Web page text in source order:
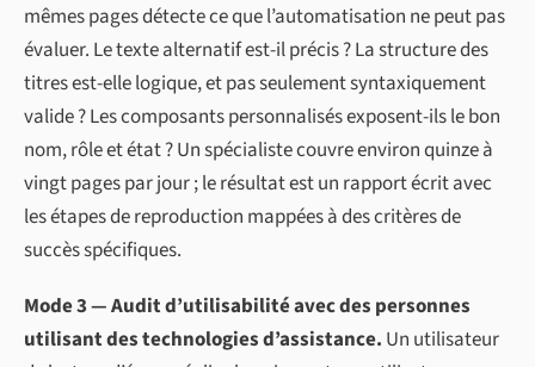
mêmes pages détecte ce que l’automatisation ne peut pas
évaluer. Le texte alternatif est-il précis ? La structure des
titres est-elle logique, et pas seulement syntaxiquement
valide ? Les composants personnalisés exposent-ils le bon
nom, rôle et état ? Un spécialiste couvre environ quinze à
vingt pages par jour ; le résultat est un rapport écrit avec
les étapes de reproduction mappées à des critères de
succès spécifiques.
Mode 3 — Audit d’utilisabilité avec des personnes
utilisant des technologies d’assistance. Un utilisateur